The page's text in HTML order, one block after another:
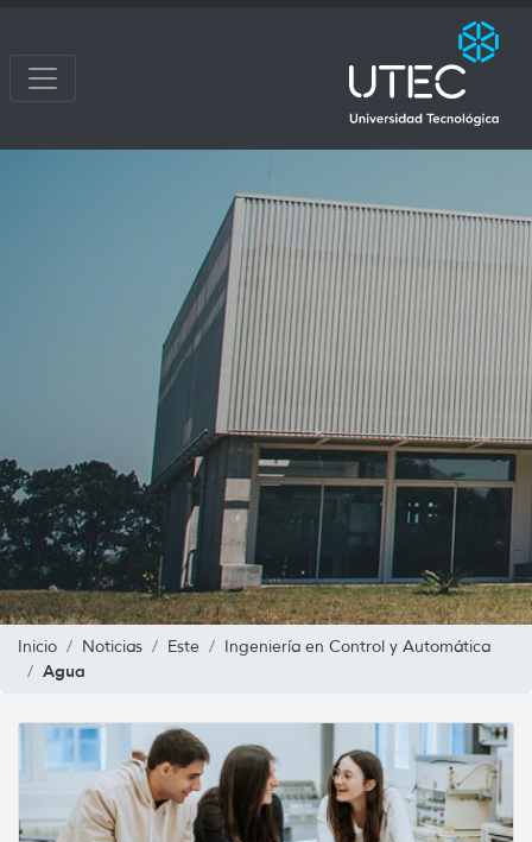
Inicio Noticias Este Ingeniería en Control y Automática
Agua